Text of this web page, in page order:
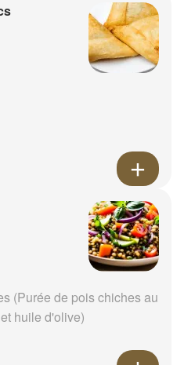
(Purée de pois chiches au
huile d'olive)